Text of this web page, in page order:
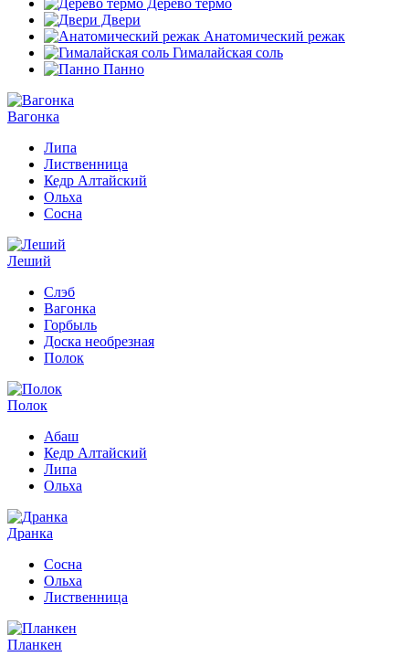
Дерево термо
Двери
Анатомический режак
Гималайская соль
Панно
Вагонка
Липа
Лиственница
Кедр Алтайский
Ольха
Сосна
Леший
Слэб
Вагонка
Горбыль
Доска необрезная
Полок
Полок
Абаш
Кедр Алтайский
Липа
Ольха
Дранка
Сосна
Ольха
Лиственница
Планкен